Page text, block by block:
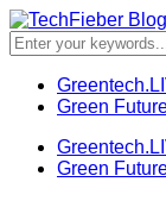
Green
Green